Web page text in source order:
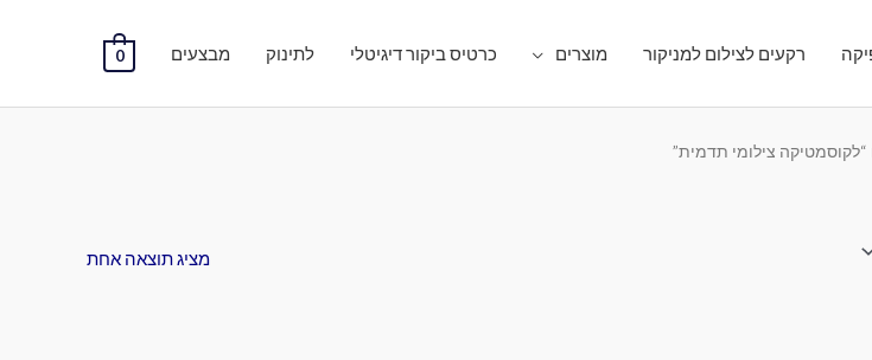
רקעים לצילום למניקור מוצרים כרטיס ביקור דיגיטלי לתינוק מבצעים 0
צילומי תדמית”
מציג תוצאה אחת